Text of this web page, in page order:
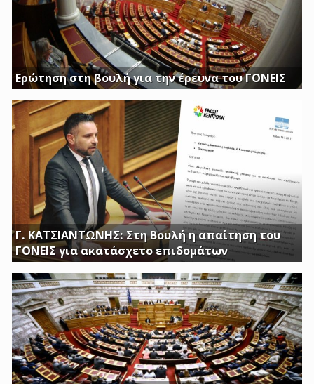
Ερώτηση στη βουλή για την έρευνα του ΓΟΝΕΙΣ
Διασφαλίστε το δημόσιο συμφέρον με πλήρη διαφάνεια
Γ. ΚΑΤΣΙΑΝΤΩΝΗΣ: Στη Βουλή η απαίτηση του
ΓΟΝΕΙΣ για ακατάσχετο επιδομάτων
ΕΡΩΤΗΣΗ ΤΟΥ ΒΟΥΛΕΥΤΗ ΓΙΩΡΓΟΥ ΚΑΤΣΙΑΝΤΩΝΗ